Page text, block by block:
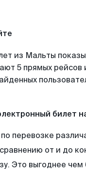
из Мальты
5 прямых рейсов
билет
перевозке
от и до
Это выгоднее